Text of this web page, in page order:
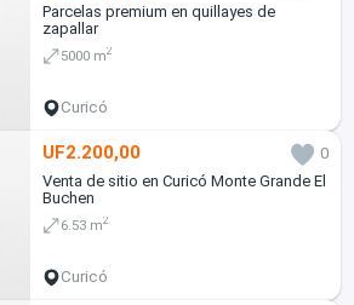
Parcelas premium en quillayes de
zapallar
5000 m2
Curicó
UF2.200,00
0
Venta de sitio en Curicó Monte Grande El
Buchen
6.53 m2
Curicó